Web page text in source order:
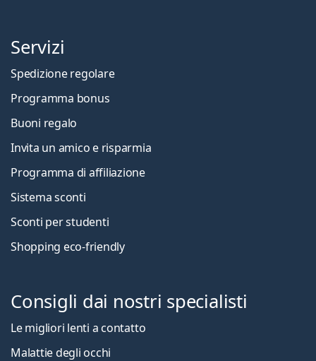
Servizi
Spedizione regolare
Programma bonus
Buoni regalo
Invita un amico e risparmia
Programma di affiliazione
Sistema sconti
Sconti per studenti
Shopping eco-friendly
Consigli dai nostri specialisti
Le migliori lenti a contatto
Malattie degli occhi